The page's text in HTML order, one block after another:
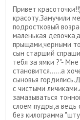
Привет
красоту.Замучили
подростковый
маленькая
прыщами,черными
сын старший
тебя за ямки ?"-
становится......а
сыновья
с чистыми
замазываться
слоем пудры,а ведь
без килограмма